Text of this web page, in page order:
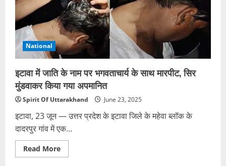
मशहूर
टीवी
सीरियल
‘अनुपमा’
के
सेट
पर
अचानक
आग
लग
गई,
जिससे
वहां
हड़कंप
मच
हादसे
में
करोड़ों
का
सामान
जलकर
राख
National
इटावा में जाति के नाम पर भगवताचार्य के साथ मारपीट, सिर
मुंडवाकर किया गया अपमानित
Spirit Of Uttarakhand June 23, 2025
इटावा, 23 जून — उत्तर प्रदेश के इटावा जिले के महेवा ब्लॉक के
दादरपुर गांव में एक...
Read MoreRead
more